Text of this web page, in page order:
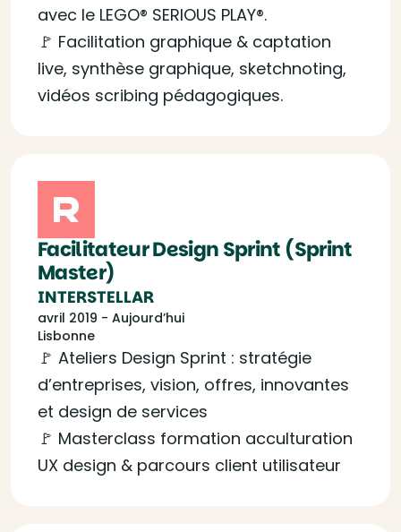
avec le LEGO® SERIOUS PLAY®.
🚩 Facilitation graphique & captation
live, synthèse graphique, sketchnoting,
vidéos scribing pédagogiques.
Facilitateur Design Sprint (Sprint
Master)
INTERSTELLAR
avril 2019 - Aujourd’hui
Lisbonne
🚩 Ateliers Design Sprint : stratégie
d’entreprises, vision, offres, innovantes
et design de services
🚩 Masterclass formation acculturation
UX design & parcours client utilisateur